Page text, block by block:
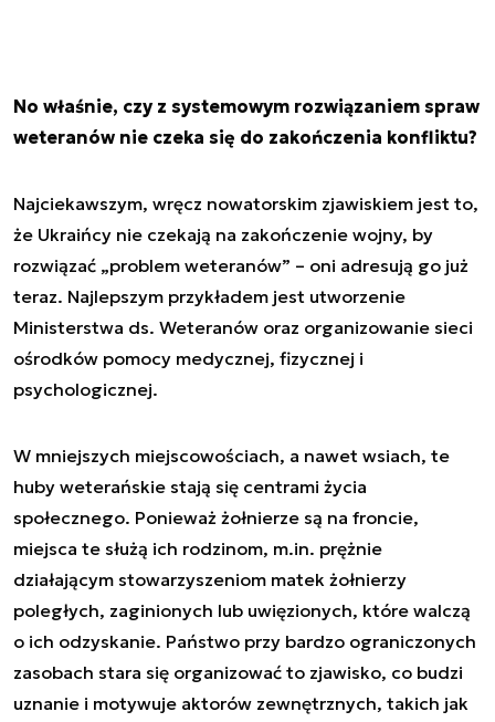
No właśnie, czy z systemowym rozwiązaniem spraw
weteranów nie czeka się do zakończenia konfliktu?
Najciekawszym, wręcz nowatorskim zjawiskiem jest to,
że Ukraińcy nie czekają na zakończenie wojny, by
rozwiązać „problem weteranów” – oni adresują go już
teraz. Najlepszym przykładem jest utworzenie
Ministerstwa ds. Weteranów oraz organizowanie sieci
ośrodków pomocy medycznej, fizycznej i
psychologicznej.
W mniejszych miejscowościach, a nawet wsiach, te
huby weterańskie stają się centrami życia
społecznego. Ponieważ żołnierze są na froncie,
miejsca te służą ich rodzinom, m.in. prężnie
działającym stowarzyszeniom matek żołnierzy
poległych, zaginionych lub uwięzionych, które walczą
o ich odzyskanie. Państwo przy bardzo ograniczonych
zasobach stara się organizować to zjawisko, co budzi
uznanie i motywuje aktorów zewnętrznych, takich jak